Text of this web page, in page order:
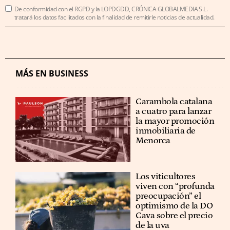
De conformidad con el RGPD y la LOPDGDD, CRÓNICA GLOBALMEDIA S.L.
tratará los datos facilitados con la finalidad de remitirle noticias de actualidad.
MÁS EN BUSINESS
Carambola catalana
a cuatro para lanzar
la mayor promoción
inmobiliaria de
Menorca
Los viticultores
viven con “profunda
preocupación” el
optimismo de la DO
Cava sobre el precio
de la uva